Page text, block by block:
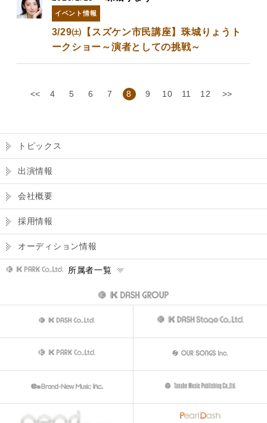
イベント情報
3/29㈯【スズケン市民講座】珠城りょうト
ークショー～演者としての挑戦～
<< 4 5 6 7 8 9 10 11 12 >>
トピックス
出演情報
会社概要
採用情報
オーディション情報
所属者一覧